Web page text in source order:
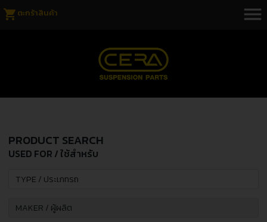
shopping_cart ตะกร้าสินค้า menu
PRODUCT SEARCH
USED FOR / ใช้สำหรับ